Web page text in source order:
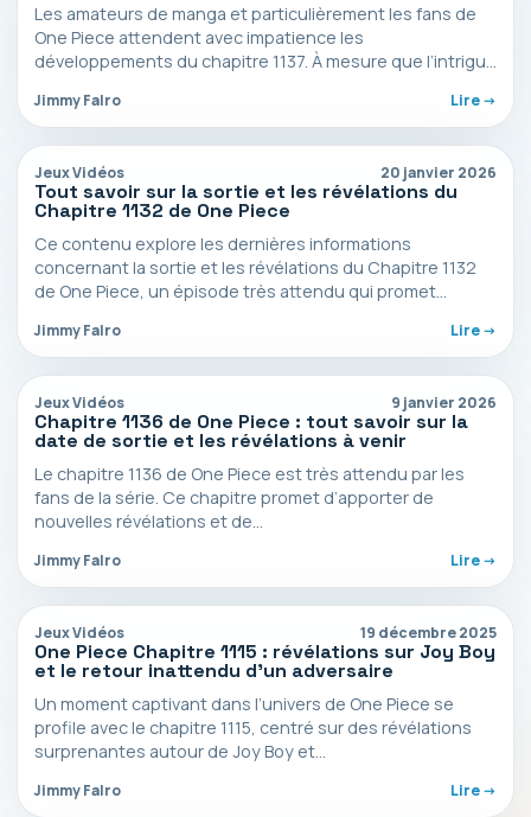
Les amateurs de manga et particulièrement les fans de
One Piece attendent avec impatience les
développements du chapitre 1137. À mesure que l’intrigue
Jimmy Falro Lire ->
Jeux Vidéos 20 janvier 2026
Tout savoir sur la sortie et les révélations du
Chapitre 1132 de One Piece
Ce contenu explore les dernières informations
concernant la sortie et les révélations du Chapitre 1132
de One Piece, un épisode très attendu qui promet…
Jimmy Falro Lire ->
Jeux Vidéos 9 janvier 2026
Chapitre 1136 de One Piece : tout savoir sur la
date de sortie et les révélations à venir
Le chapitre 1136 de One Piece est très attendu par les
fans de la série. Ce chapitre promet d’apporter de
nouvelles révélations et de…
Jimmy Falro Lire ->
Jeux Vidéos 19 décembre 2025
One Piece Chapitre 1115 : révélations sur Joy Boy
et le retour inattendu d’un adversaire
Un moment captivant dans l’univers de One Piece se
profile avec le chapitre 1115, centré sur des révélations
surprenantes autour de Joy Boy et…
Jimmy Falro Lire ->